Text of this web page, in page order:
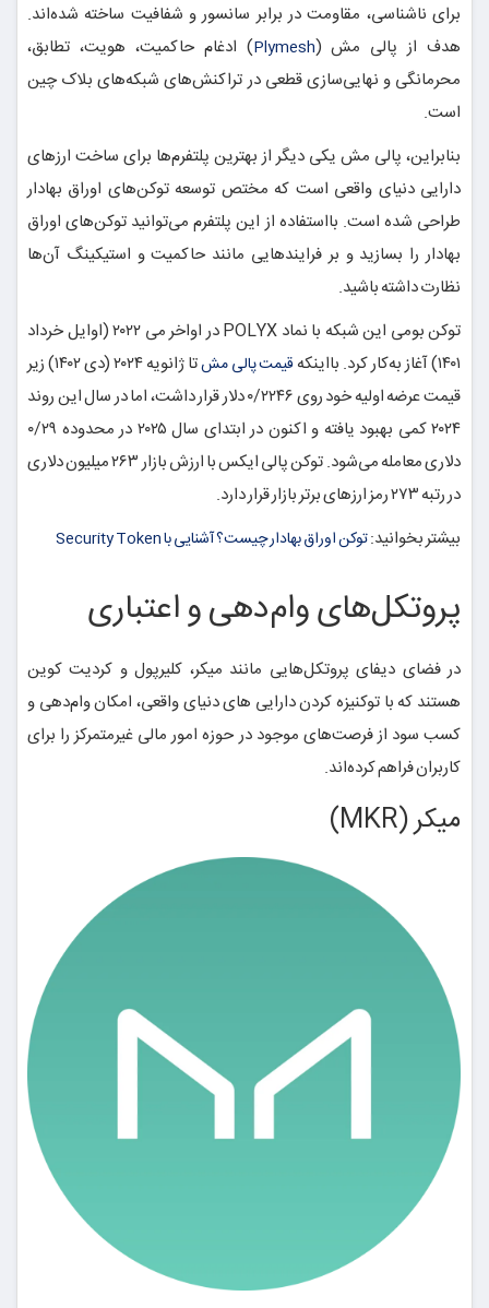
برای ناشناسی، مقاومت در برابر سانسور و شفافیت ساخته شده‌اند.
هدف از پالی مش (Plymesh) ادغام حاکمیت، هویت، تطابق،
محرمانگی و نهایی‌سازی قطعی در تراکنش‌های شبکه‌های بلاک چین
است.
بنابراین، پالی مش یکی دیگر از بهترین پلتفرم‌ها برای ساخت ارزهای
دارایی دنیای واقعی است که مختص توسعه توکن‌های اوراق بهادار
طراحی شده است. بااستفاده از این پلتفرم می‌توانید توکن‌های اوراق
بهادار را بسازید و بر فرایندهایی مانند حاکمیت و استیکینگ آن‌ها
نظارت داشته باشید.
توکن بومی این شبکه با نماد POLYX در اواخر می ۲۰۲۲ (اوایل خرداد
۱۴۰۱) آغاز به‌کار کرد. بااینکه
قیمت پالی مش
تا ژانویه ۲۰۲۴ (دی ۱۴۰۲) زیر
قیمت عرضه اولیه خود روی ۰/۲۲۴۶ دلار قرار داشت، اما در سال این روند
۲۰۲۴ کمی بهبود یافته و اکنون در ابتدای سال ۲۰۲۵ در محدوده ۰/۲۹
دلاری معامله می‌شود. توکن پالی ایکس با ارزش بازار ۲۶۳ میلیون دلاری
در رتبه ۲۷۳ رمز ارزهای برتر بازار قرار دارد.
بیشتر بخوانید:توکن اوراق بهادار چیست؟ آشنایی با Security Token
پروتکل‌های وام‌دهی و اعتباری
در فضای دیفای پروتکل‌هایی مانند میکر، کلیرپول و کردیت کوین
هستند که با توکنیزه کردن دارایی های دنیای واقعی، امکان وام‌دهی و
کسب سود از فرصت‌های موجود در حوزه امور مالی غیرمتمرکز را برای
کاربران فراهم کرده‌اند.
میکر (MKR)